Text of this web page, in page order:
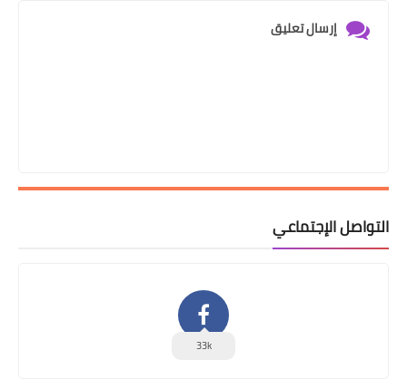
إرسال تعليق
التواصل الإجتماعي
33k